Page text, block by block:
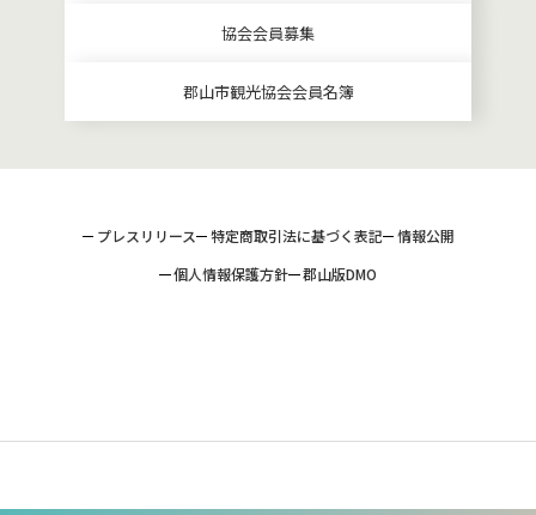
協会会員募集
郡山市観光協会会員名簿
プレスリリース 特定商取引法に基づく表記
情報公開
個人情報保護方針
郡山版DMO